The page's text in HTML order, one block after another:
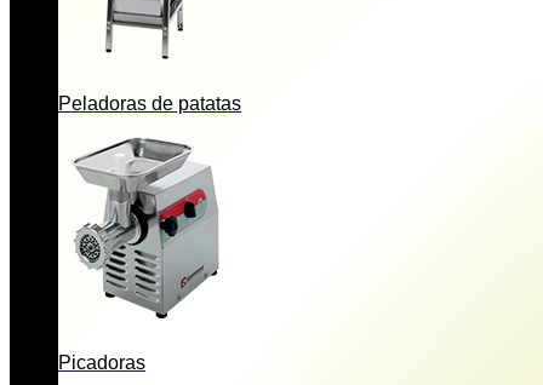
Peladoras de patatas
Picadoras